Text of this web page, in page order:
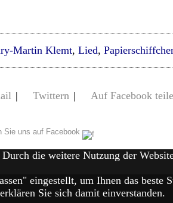
Martin Klemt, Lied,
| Twittern | Auf Facebook
Sie uns auf Facebook
die weitere Nutzung der
eingestellt, um Ihnen das beste
Sie sich damit einverstanden.